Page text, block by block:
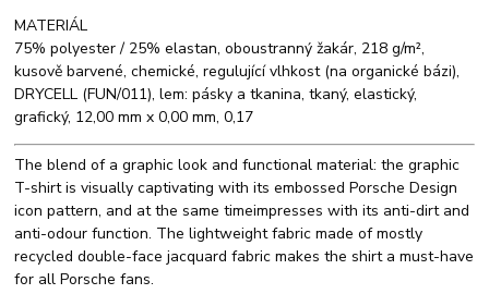
MATERIÁL
75% polyester / 25% elastan, oboustranný žakár, 218 g/m²,
kusově barvené, chemické, regulující vlhkost (na organické bázi),
DRYCELL (FUN/011), lem: pásky a tkanina, tkaný, elastický,
grafický, 12,00 mm x 0,00 mm, 0,17
The blend of a graphic look and functional material: the graphic
T-shirt is visually captivating with its embossed Porsche Design
icon pattern, and at the same timeimpresses with its anti-dirt and
anti-odour function. The lightweight fabric made of mostly
recycled double-face jacquard fabric makes the shirt a must-have
for all Porsche fans.